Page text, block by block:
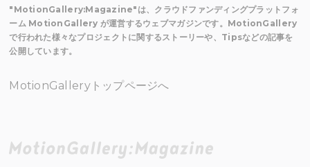
"MotionGallery:Magazine"は、クラウドファンディングプラットフォ
ーム MotionGallery が運営するウェブマガジンです。MotionGallery
で行われた様々なプロジェクトに関するストーリーや、Tipsなどの記事を
公開しています。
MotionGalleryトップページへ